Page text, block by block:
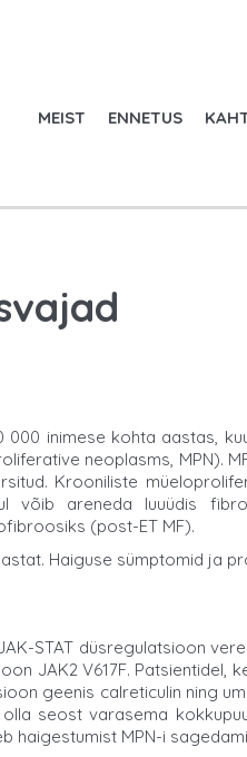
MEIST ENNETUS
000 inimese kohta aastas,
neoplasms, MPN).
Krooniliste
võib areneda luuüdis
(post-ET MF).
Haiguse sümptomid ja
STAT düsregulatsioon
JAK2 V617F.
geenis calreticulin ning
seost varasema
haigestumist MPN-i